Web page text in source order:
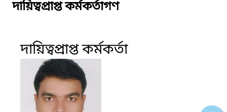
দায়িত্বপ্রাপ্ত কর্মকর্তাগণ
দায়িত্বপ্রাপ্ত কর্মকর্তা